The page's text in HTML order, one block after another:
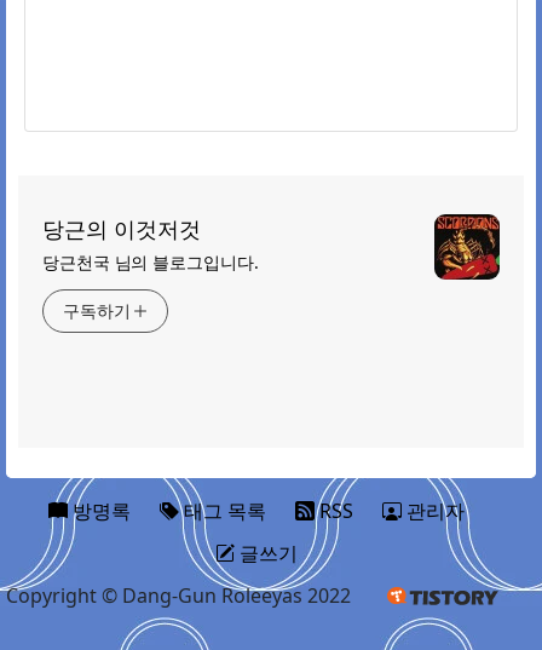
당근의 이것저것
당근천국 님의 블로그입니다.
구독하기
방명록 태그 목록 RSS
관리자
글쓰기
Copyright © Dang-Gun Roleeyas 2022